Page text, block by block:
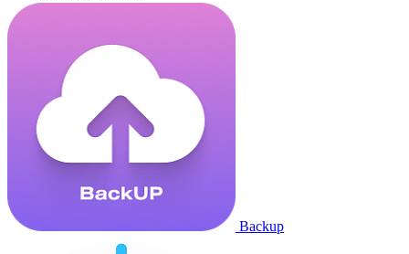
Backup